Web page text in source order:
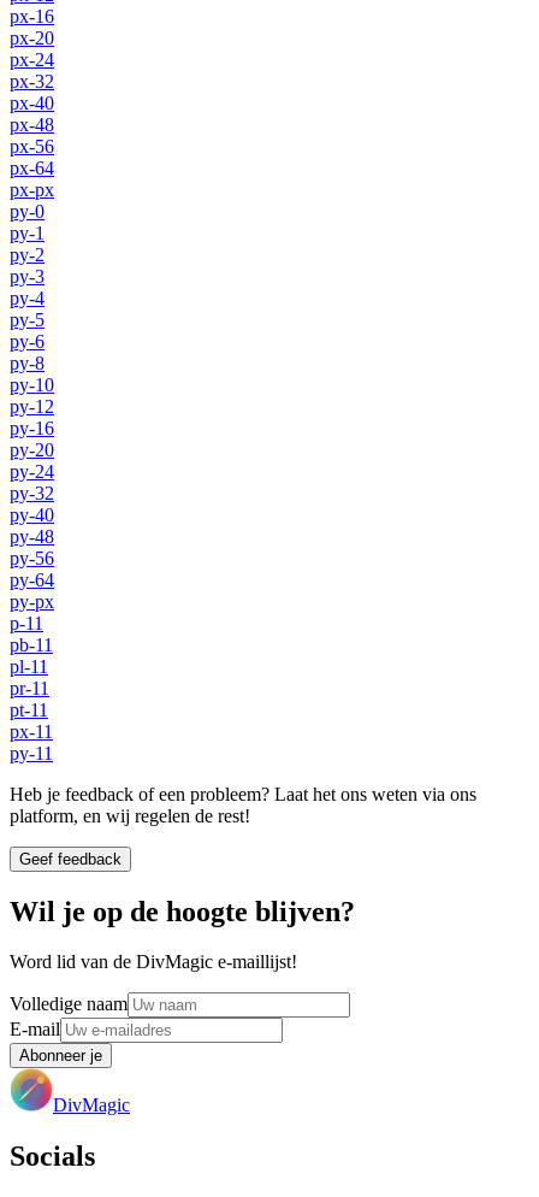
px-16
px-20
px-24
px-32
px-40
px-48
px-56
px-64
px-px
py-0
py-1
py-2
py-3
py-4
py-5
py-6
py-8
py-10
py-12
py-16
py-20
py-24
py-32
py-40
py-48
py-56
py-64
py-px
p-11
pb-11
pl-11
pr-11
pt-11
px-11
py-11
Heb je feedback of een probleem? Laat het ons weten via ons
platform, en wij regelen de rest!
Geef feedback
Wil je op de hoogte blijven?
Word lid van de DivMagic e-maillijst!
Volledige naam
E-mail
Abonneer je
DivMagic
Socials